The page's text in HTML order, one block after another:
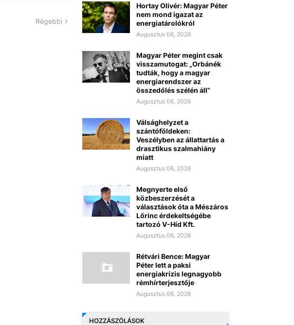
Régebbi
Hortay Olivér: Magyar Péter
nem mond igazat az
energiatárolókról
Augusztus 06, 2026
Magyar Péter megint csak
visszamutogat: „Orbánék
tudták, hogy a magyar
energiarendszer az
összedőlés szélén áll”
Augusztus 06, 2026
Válsághelyzet a
szántóföldeken:
Veszélyben az állattartás a
drasztikus szalmahiány
miatt
Augusztus 06, 2026
Megnyerte első
közbeszerzését a
választások óta a Mészáros
Lőrinc érdekeltségébe
tartozó V-Híd Kft.
Augusztus 06, 2026
Rétvári Bence: Magyar
Péter lett a paksi
energiakrízis legnagyobb
rémhírterjesztője
Augusztus 06, 2026
HOZZÁSZÓLÁSOK